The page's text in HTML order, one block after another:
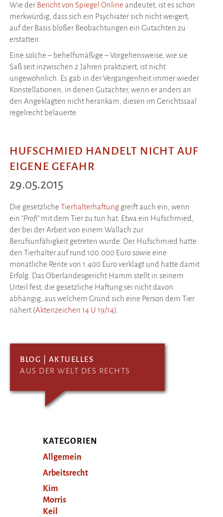
Wie der Bericht von Spiegel Online andeutet, ist es schon
merkwürdig, dass sich ein Psychiater sich nicht weigert,
auf der Basis bloßer Beobachtungen ein Gutachten zu
erstatten.
Eine solche – behelfsmäßige – Vorgehensweise, wie sie
Saß seit inzwischen 2 Jahren praktiziert, ist nicht
ungewöhnlich. Es gab in der Vergangenheit immer wieder
Konstellationen, in denen Gutachter, wenn er anders an
den Angeklagten nicht herankam, diesen im Gerichtssaal
regelrecht belauerte.
HUFSCHMIED HANDELT NICHT AUF
EIGENE GEFAHR
29.05.2015
Die gesetzliche Tierhalterhaftunggreift auch ein, wenn
ein “Profi” mit dem Tier zu tun hat. Etwa ein Hufschmied,
der bei der Arbeit von einem Wallach zur
Berufsunfähigkeit getreten wurde. Der Hufschmied hatte
den Tierhalter auf rund 100.000 Euro sowie eine
monatliche Rente von 1.400 Euro verklagt und hatte damit
Erfolg. Das Oberlandesgericht Hamm stellt in seinem
Urteil fest, die gesetzliche Haftung sei nicht davon
abhängig, aus welchem Grund sich eine Person dem Tier
nähert (Aktenzeichen 14 U 19/14).
BLOG | AKTUELLES
AUS DER WELT DES RECHTS
KATEGORIEN
Allgemein
Arbeitsrecht
Kim
Morris
Keil